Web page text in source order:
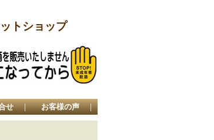
トショップ
せ ｜ お客様の声 ｜